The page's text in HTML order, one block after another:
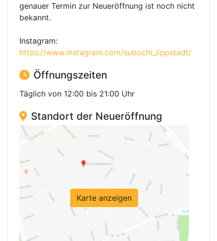
genauer Termin zur Neueröffnung ist noch nicht
bekannt.
Instagram:
https://www.instagram.com/subochi_lippstadt/
Öffnungszeiten
Täglich von 12:00 bis 21:00 Uhr
Standort der Neueröffnung
Karte anzeigen